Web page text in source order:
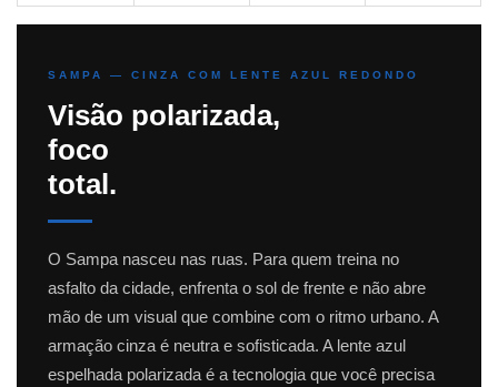
SAMPA — CINZA COM LENTE AZUL REDONDO
Visão polarizada,
foco
total.
O Sampa nasceu nas ruas. Para quem treina no
asfalto da cidade, enfrenta o sol de frente e não abre
mão de um visual que combine com o ritmo urbano. A
armação cinza é neutra e sofisticada. A lente azul
espelhada polarizada é a tecnologia que você precisa